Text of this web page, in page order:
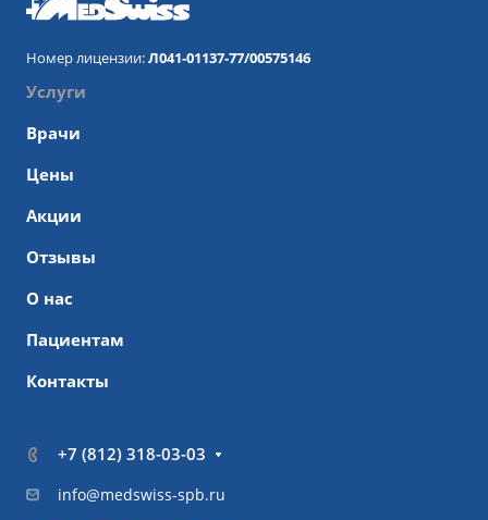
Номер лицензии:Л041-01137-77/00575146
Услуги
Врачи
Цены
Акции
Отзывы
О нас
Пациентам
Контакты
+7 (812) 318-03-03
info@medswiss-spb.ru